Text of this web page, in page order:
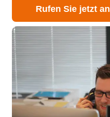
Rufen Sie jetzt an